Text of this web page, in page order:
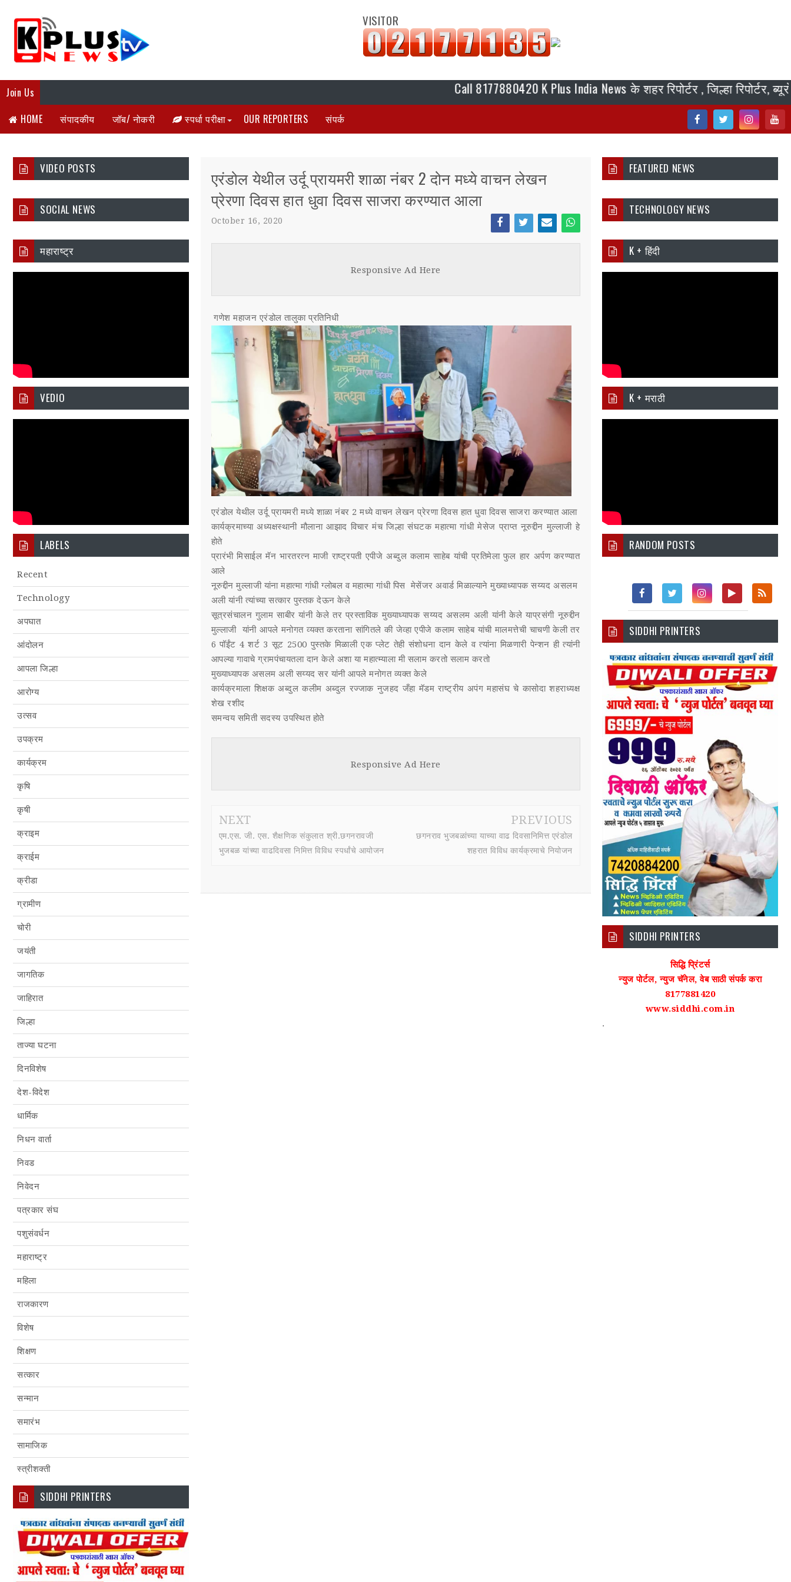
VISITOR
Join Us Call 8177880420 K Plus India News के शहर रिपोर्टर , जिल्हा रिपोर्टर,
ebo
ok
tter
agr
am
tub
e
HOME संपादकीय जॉब/ नोकरी स्पर्धा परीक्षा OUR REPORTERS संपर्क
VIDEO POSTS
SOCIAL NEWS
महाराष्ट्र
VEDIO
LABELS
Recent
Technology
अपघात
आंदोलन
आपला जिल्हा
आरोग्य
उत्सव
उपक्रम
कार्यक्रम
कृषि
कृषी
क्राइम
क्राईम
क्रीडा
ग्रामीण
चोरी
जयंती
जागतिक
जाहिरात
जिल्हा
ताज्या घटना
दिनविशेष
देश-विदेश
धार्मिक
निधन वार्ता
निवड
निवेदन
पत्रकार संघ
पशुसंवर्धन
महाराष्ट्र
महिला
राजकारण
विशेष
शिक्षण
सत्कार
सन्मान
समारंभ
सामाजिक
स्त्रीशक्ती
SIDDHI PRINTERS
एरंडोल येथील उर्दू प्रायमरी शाळा नंबर 2 दोन मध्ये वाचन लेखन
प्रेरणा दिवस हात धुवा दिवस साजरा करण्यात आला
October 16, 2020
Face
Twi
Ema
Wh
Responsive Ad Here
गणेश महाजन एरंडोल तालुका प्रतिनिधी
एरंडोल येथील उर्दू प्रायमरी मध्ये शाळा नंबर 2 मध्ये वाचन लेखन प्रेरणा दिवस हात धुवा दिवस साजरा करण्यात आला
कार्यक्रमाच्या अध्यक्षस्थानी मौलाना आझाद विचार मंच जिल्हा संघटक महात्मा गांधी मेसेज प्राप्त नूरुद्दीन मुल्लाजी हे
होते
प्रारंभी मिसाईल मॅन भारतरत्न माजी राष्ट्रपती एपीजे अब्दुल कलाम साहेब यांची प्रतिमेला फुल हार अर्पण करण्यात
आले
नूरुद्दीन मुल्लाजी यांना महात्मा गांधी ग्लोबल व महात्मा गांधी पिस मेसेंजर अवार्ड मिळाल्याने मुख्याध्यापक सय्यद असलम
अली यांनी त्यांच्या सत्कार पुस्तक देऊन केले
सूत्रसंचालन गुलाम साबीर यांनी केले तर प्रस्ताविक मुख्याध्यापक सय्यद असलम अली यांनी केले याप्रसंगी नूरुद्दीन
मुल्लाजी यांनी आपले मनोगत व्यक्त करताना सांगितले की जेव्हा एपीजे कलाम साहेब यांची मालमत्तेची चाचणी केली तर
6 पॉईंट 4 शर्ट 3 सूट 2500 पुस्तके मिळाली एक प्लेट तेही संशोधना दान केले व त्यांना मिळणारी पेन्शन ही त्यांनी
आपल्या गावाचे ग्रामपंचायतला दान केले अशा या महात्म्याला मी सलाम करतो सलाम करतो
मुख्याध्यापक असलम अली सय्यद सर यांनी आपले मनोगत व्यक्त केले
कार्यक्रमाला शिक्षक अब्दुल कलीम अब्दुल रज्जाक नुजहद जँहा मॅडम राष्ट्रीय अपंग महासंघ चे कासोदा शहराध्यक्ष
शेख रशीद
समन्वय समिती सदस्य उपस्थित होते
Responsive Ad Here
NEXT
एम.एस. जी. एस. शैक्षणिक संकुलात श्री.छगनरावजी
भुजबळ यांच्या वाढदिवसा निमित्त विविध स्पर्धांचे आयोजन
PREVIOUS
छगनराव भुजबळांच्या याच्या वाढ दिवसानिमित्त एरंडोल
शहरात विविध कार्यक्रमाचे नियोजन
FEATURED NEWS
TECHNOLOGY NEWS
K + हिंदी
K + मराठी
RANDOM POSTS
Fac
Ebo
Ok
Twi
Tter
Inst
Agr
Am
You
E
SIDDHI PRINTERS
SIDDHI PRINTERS
सिद्धि प्रिंटर्स
न्युज पोर्टल, न्युज चॅनेल, वेब साठी संपर्क करा
8177881420
www.siddhi.com.in
.